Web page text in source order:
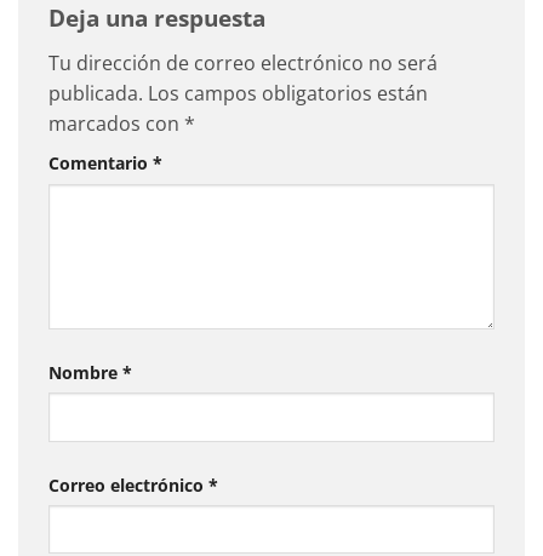
Deja una respuesta
Tu dirección de correo electrónico no será
publicada. Los campos obligatorios están
marcados con *
Comentario *
Nombre *
Correo electrónico *